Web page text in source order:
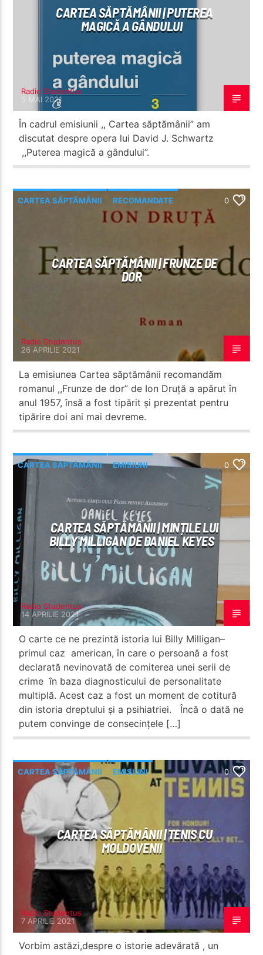
CARTEA SĂPTĂMÂNII | PUTEREA
MAGICĂ A GÂNDULUI
Radio Studentus
5 MAI 2021
În cadrul emisiunii ,, Cartea săptămânii” am
discutat despre opera lui David J. Schwartz
,,Puterea magică a gândului”.
CARTEA SĂPTĂMÂNII RECOMANDATE 0
CARTEA SĂPTĂMÂNII | FRUNZE DE
DOR
Radio Studentus
26 APRILIE 2021
La emisiunea Cartea săptămânii recomandăm
romanul ,,Frunze de dor” de Ion Druță a apărut în
anul 1957, însă a fost tipărit și prezentat pentru
tipărire doi ani mai devreme.
CARTEA SĂPTĂMÂNII EMISIUNI 0
CARTEA SĂPTĂMÂNII | MINȚILE LUI
BILLY MILLIGAN DE DANIEL KEYES
Radio Studentus
14 APRILIE 2021
O carte ce ne prezintă istoria lui Billy Milligan–
primul caz american, în care o persoană a fost
declarată nevinovată de comiterea unei serii de
crime în baza diagnosticului de personalitate
multiplă. Acest caz a fost un moment de cotitură
din istoria dreptului și a psihiatriei. Încă o dată ne
putem convinge de consecințele […]
CARTEA SĂPTĂMÂNII EMISIUNI 0
CARTEA SĂPTĂMÂNII | TENIS CU
MOLDOVENII
Radio Studentus
7 APRILIE 2021
Vorbim astăzi,despre o istorie adevărată , un